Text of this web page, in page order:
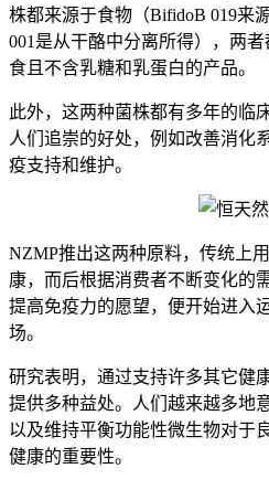
株都来源于食物（BifidoB 019来
001是从干酪中分离所得），两
食且不含乳糖和乳蛋白的产品。
此外，这两种菌株都有多年的临
人们追崇的好处，例如改善消化
疫支持和维护。
NZMP推出这两种原料，传统上
康，而后根据消费者不断变化的
提高免疫力的愿望，便开始进入
场。
研究表明，通过支持许多其它健
提供多种益处。人们越来越多地
以及维持平衡功能性微生物对于
健康的重要性。